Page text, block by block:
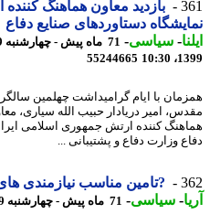
بازدید معاون هماهنگ کننده
دستاوردهای صنایع دفاع
-سیاسی-
71 ماه پیش -
55244665
با ایام گرامیداشت چهلمین سالگرد
امیر دریادار حبیب الله سیاری، معاون
کننده ارتش جمهوری اسلامی ایران
وزارت دفاع و پشتیبانی ...
?تامین مناسب نیازمندی های
-سیاسی-71 ماه پیش - چهارشنبه 9 مهر 1399، 10:00